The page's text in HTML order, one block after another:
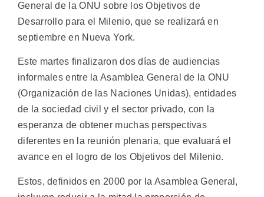
General de la ONU sobre los Objetivos de
Desarrollo para el Milenio, que se realizará en
septiembre en Nueva York.
Este martes finalizaron dos días de audiencias
informales entre la Asamblea General de la ONU
(Organización de las Naciones Unidas), entidades
de la sociedad civil y el sector privado, con la
esperanza de obtener muchas perspectivas
diferentes en la reunión plenaria, que evaluará el
avance en el logro de los Objetivos del Milenio.
Estos, definidos en 2000 por la Asamblea General,